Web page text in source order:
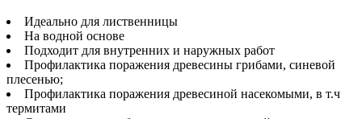
Идеально для лиственницы
На водной основе
Подходит для внутренних и наружных работ
Профилактика поражения древесины грибами, синевой
плесенью;
Профилактика поражения древесиной насекомыми, в т.ч
термитами